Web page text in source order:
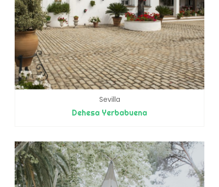
Sevilla
Dehesa Yerbabuena